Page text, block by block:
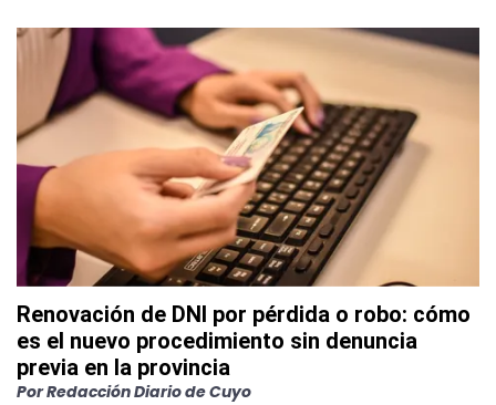
Renovación de DNI por pérdida o robo: cómo
es el nuevo procedimiento sin denuncia
previa en la provincia
PorRedacción Diario de Cuyo